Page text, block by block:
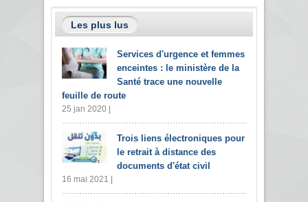
Les plus lus
Services d'urgence et femmes
enceintes : le ministère de la
Santé trace une nouvelle
feuille de route
25 jan 2020 |
Trois liens électroniques pour
le retrait à distance des
documents d'état civil
16 mai 2021 |